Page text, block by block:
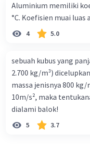
Aluminium memiliki
°C. Koefisien muai luas
4 5.0
sebuah kubus yang
2.700 kg/m³)
massa jenisnya 800
10m/s², maka
dialami balok!
5 3.7